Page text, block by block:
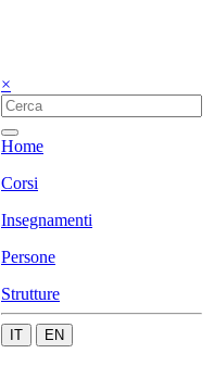
×
Home
Corsi
Insegnamenti
Persone
Strutture
IT EN